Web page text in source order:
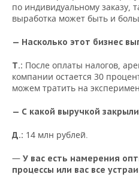
по индивидуальному заказу,
выработка может быть и
— Насколько этот бизнес
Т.: После оплаты налогов,
компании остается 30
можем тратить на
— С какой выручкой
Д.: 14 млн рублей.
— У вас есть намерения
процессы или вас все